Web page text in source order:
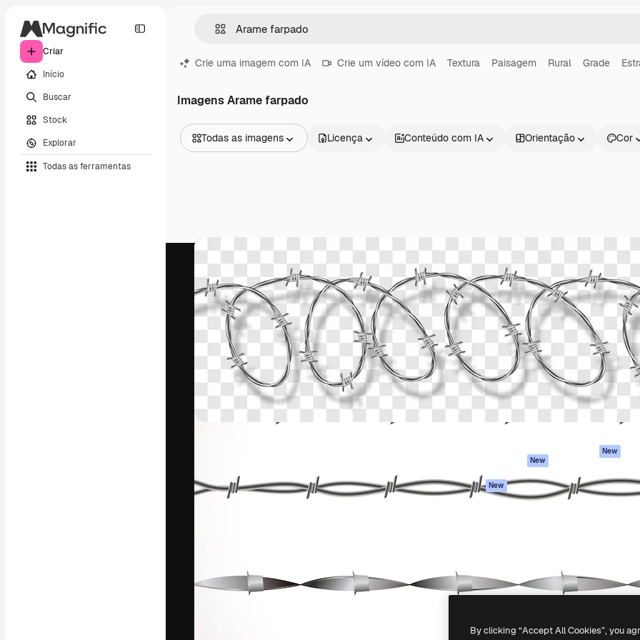
Criar
Início
Buscar
Stock
Explorar
Todas as ferramentas
Crie uma imagem com IA Crie um vídeo com IA Textura Paisagem Rural Grade
Imagens Arame farpado
Todas as imagens
Vídeos
Clipes de vídeo
Animações
Modelos de vídeos
Ícones
Modelos 3D
Fontes
Licença Conteúdo com IA Orientação Cor
A plataforma criativa para você direcionar
seu melhor trabalho. Mais de 1 milhão de
assinantes entre criativos, empresas,
agências e estúdios.
Português
Produtos
Spaces
Assistente de IA
Gerador de
imagens
Gerador de vídeos
New
Agentes New
Começar
Academy
Documentação
Atendimento
Termos e
condições
New
Central de
confiabilidade
Copyright © 2010- Freepik Company S.L.U. Todos os direitos reservados.
By clicking “Accept All Cookies”, you